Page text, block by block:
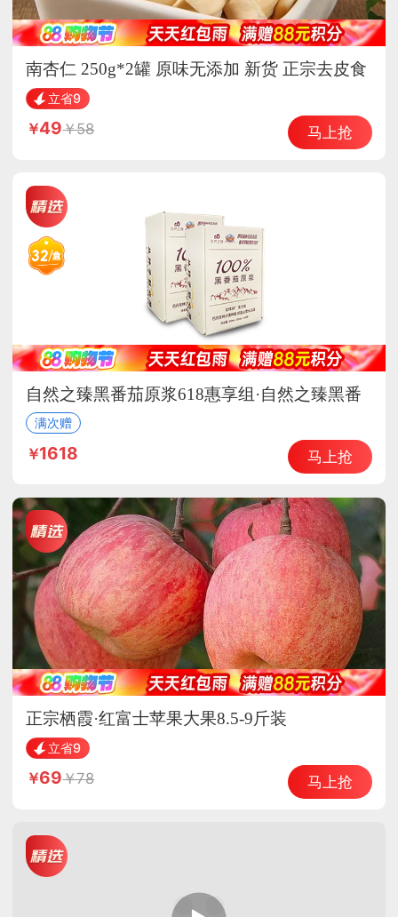
南杏仁 250g*2罐 原味无添加 新货 正宗去皮食
用 立省9
49 58 马上抢
自然之臻黑番茄原浆618惠享组·自然之臻黑番
茄原浆
满次赠
1618 马上抢
正宗栖霞·红富士苹果大果8.5-9斤装
立省9
69 78 马上抢